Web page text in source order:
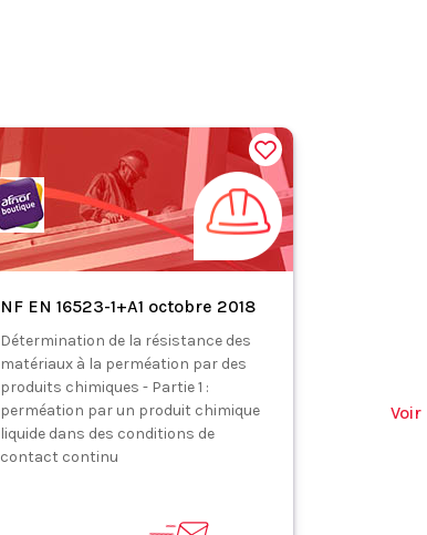
NF EN 16523-1+A1 octobre 2018
Détermination de la résistance des
matériaux à la perméation par des
produits chimiques - Partie 1 :
perméation par un produit chimique
liquide dans des conditions de
contact continu